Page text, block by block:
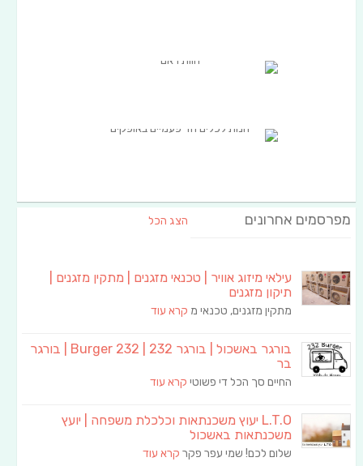
מפרסמים אחרונים הצג הכל
עילאי מיזוג אוויר | טכנאי מזגנים | מתקין מזגנים |
תיקון מזגנים
מתקין מזגנים, טכנאי מ קרא עוד
בורגר באשכול | בורגר 232 | Burger 232 | בורגר
בר
החיים סך הכל די פשוטי קרא עוד
L.T.O יעוץ משכנתאות וכלכלת משפחה | יועץ
משכנתאות באשכול
שלום לכם! שמי עפר פקר קרא עוד